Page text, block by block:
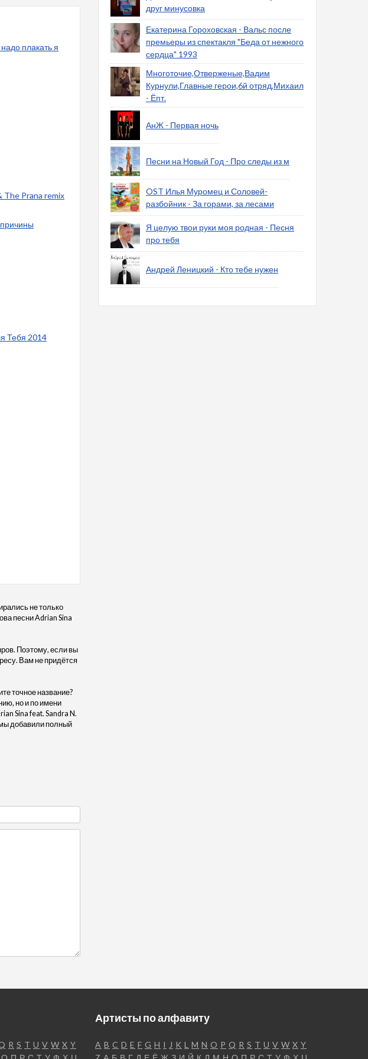
плакать я
The Prana remix
Тебя 2014
не только
песни Adrian Sina
Поэтому, если вы
Вам не придётся
точное название?
но и по имени
Sina feat. Sandra N.
добавили полный
друг минусовка
Екатерина Гороховская - Вальс после
премьеры из спектакля "Беда от нежного
сердца" 1993
Многоточие,Отверженые,Вадим
Курнули,Главные герои,6й отряд,Михаил
- Ёпт.
АнЖ - Первая ночь
Песни на Новый Год - Про следы из м
OST Илья Муромец и Соловей-
разбойник - За горами, за лесами
Я целую твои руки моя родная - Песня
про тебя
Андрей Леницкий - Кто тебе нужен
R S T U V W X Y
Артисты по алфавиту
A B C D E F G H I J K L M N O P Q R S T U V W X Y